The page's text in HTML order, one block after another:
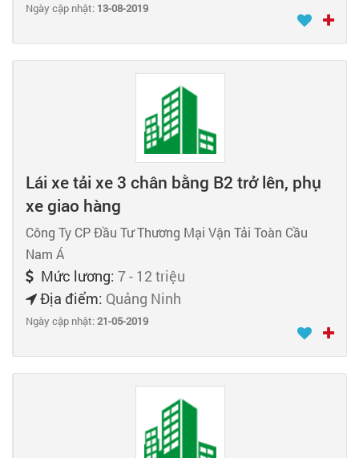
Ngày cập nhật: 13-08-2019
Lái xe tải xe 3 chân bằng B2 trở lên, phụ
xe giao hàng
Công Ty CP Đầu Tư Thương Mại Vận Tải Toàn Cầu
Nam Á
Mức lương: 7 - 12 triệu
Địa điểm: Quảng Ninh
Ngày cập nhật:21-05-2019